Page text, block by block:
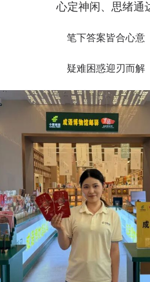
心定神闲、思绪通
笔下答案皆合心意
疑难困惑迎刃而解